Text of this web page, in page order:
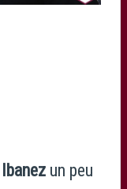
un peu